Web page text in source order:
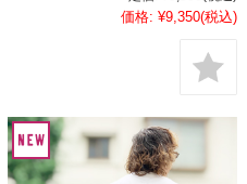
価格: ¥9,350(税込)